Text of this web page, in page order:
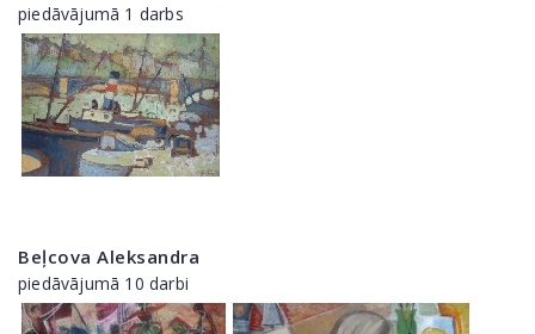
piedāvājumā 1 darbs
Beļcova Aleksandra
piedāvājumā 10 darbi